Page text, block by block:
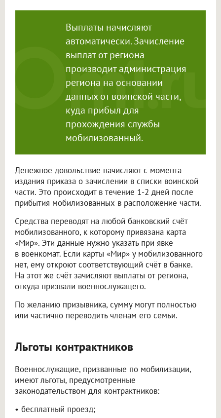
Выплаты начисляют
автоматически. Зачисление
выплат от региона
производит администрация
региона на основании
данных от воинской части,
куда прибыл для
прохождения службы
мобилизованный.
Денежное довольствие начисляют с момента
издания приказа о зачислении в списки воинской
части. Это происходит в течение 1-2 дней после
прибытия мобилизованных в расположение части.
Средства переводят на любой банковский счёт
мобилизованного, к которому привязана карта
«Мир». Эти данные нужно указать при явке
в военкомат. Если карты «Мир» у мобилизованного
нет, ему откроют соответствующий счёт в банке.
На этот же счёт зачисляют выплаты от региона,
откуда призвали военнослужащего.
По желанию призывника, сумму могут полностью
или частично переводить членам его семьи.
Льготы контрактников
Военнослужащие, призванные по мобилизации,
имеют льготы, предусмотренные
законодательством для контрактников:
• бесплатный проезд;